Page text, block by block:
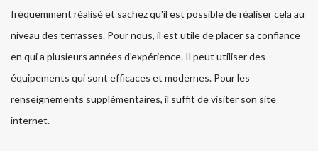
fréquemment réalisé et sachez qu'il est possible de réaliser cela au
niveau des terrasses. Pour nous, il est utile de placer sa confiance
en qui a plusieurs années d'expérience. Il peut utiliser des
équipements qui sont efficaces et modernes. Pour les
renseignements supplémentaires, il suffit de visiter son site
internet.